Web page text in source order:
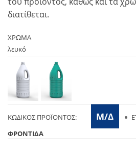
διατίθεται.
ΧΡΩΜΑ
ΚΩΔΙΚΌΣ ΠΡΟΪΌΝΤΟΣ: Μ/Δ
ΦΡΟΝΤΊΔΑ